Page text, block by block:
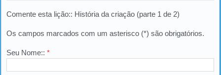
Comente esta lição:: História da criação (parte 1 de 2)
Os campos marcados com um asterisco (*) são obrigatórios.
Seu Nome:: *